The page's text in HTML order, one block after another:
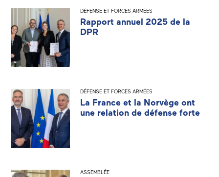
DÉFENSE ET FORCES ARMÉES
Rapport annuel 2025 de la
DPR
DÉFENSE ET FORCES ARMÉES
La France et la Norvège ont
une relation de défense forte
ASSEMBLÉE